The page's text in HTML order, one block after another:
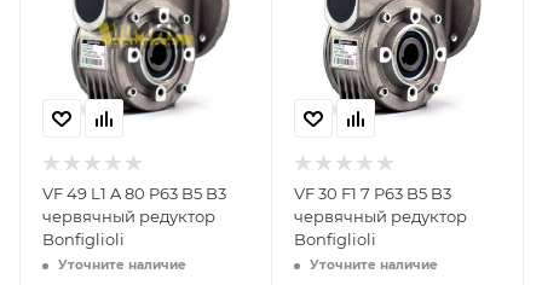
VF 49 L1 A 80 P63 B5 B3
червячный редуктор
Bonfiglioli
Уточните наличие
VF 30 F1 7 P63 B5 B3
червячный редуктор
Bonfiglioli
Уточните наличие